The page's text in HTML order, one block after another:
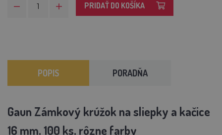
PRIDAŤ DO KOŠÍKA
POPIS PORADŇA
Gaun Zámkový krúžok na sliepky a kačice
16 mm, 100 ks, rôzne farby